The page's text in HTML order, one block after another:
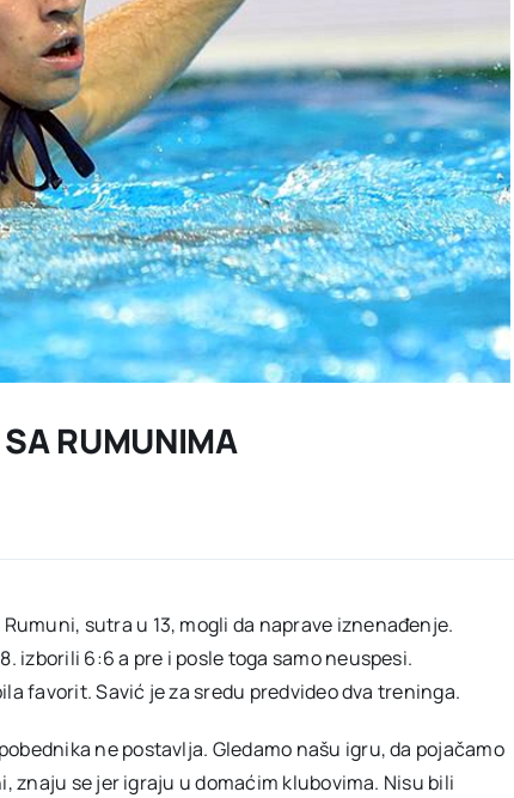
RUMUNIMA
sutra u 13, mogli da naprave iznenađenje.
izborili 6:6 a pre i posle toga samo neuspesi.
favorit. Savić je za sredu predvideo dva treninga.
ne postavlja. Gledamo našu igru, da pojačamo
znaju se jer igraju u domaćim klubovima. Nisu bili